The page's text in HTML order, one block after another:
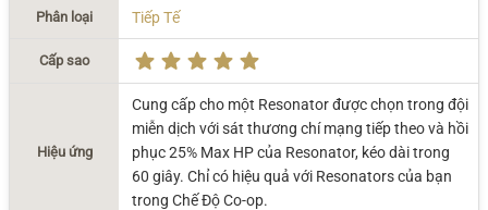
Phân loại Tiếp Tế
Cấp sao
Hiệu ứng
Cung cấp cho một Resonator được chọn trong đội
miễn dịch với sát thương chí mạng tiếp theo và hồi
phục 25% Max HP của Resonator, kéo dài trong
60 giây. Chỉ có hiệu quả với Resonators của bạn
trong Chế Độ Co-op.